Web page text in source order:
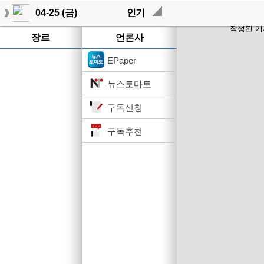
04-25 (금) 인기
장르 언론사
EPaper
뉴스토마토
구독신청
구독추천
작성된